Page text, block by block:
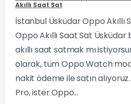
Akıllı Saat Sat
İstanbul Üsküdar Oppo Akıllı
Oppo Akıllı Saat Sat
akıllı saat satmak mı
olarak, tüm Oppo Watch
nakit ödeme ile satın
Pro, ister Oppo...